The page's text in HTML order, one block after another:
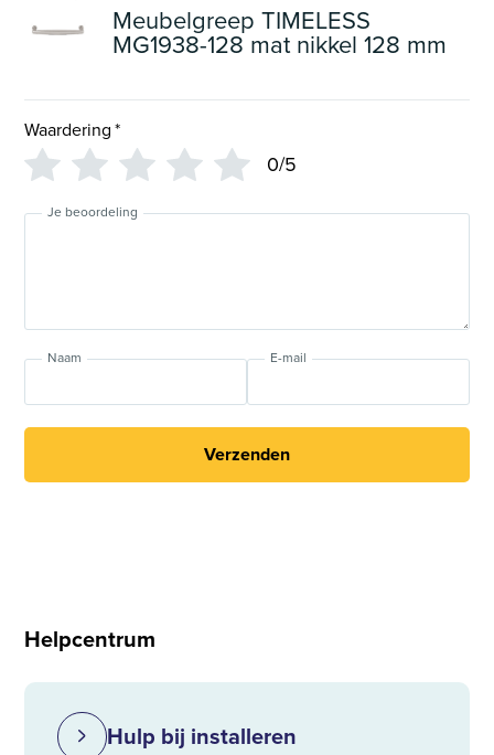
Meubelgreep TIMELESS
MG1938-128 mat nikkel 128 mm
Waardering*
0/5
Je beoordeling
Naam E-mail
Verzenden
Helpcentrum
Hulp bij installeren